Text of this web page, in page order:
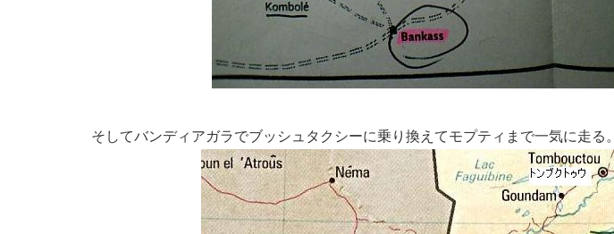
そしてバンディアガラでブッシュタクシーに乗り換えてモプティまで一気に走る。